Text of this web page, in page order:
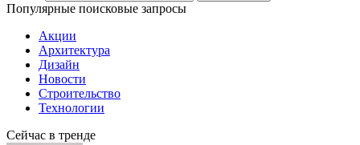
Популярные поисковые запросы
Акции
Архитектура
Дизайн
Новости
Строительство
Технологии
Сейчас в тренде